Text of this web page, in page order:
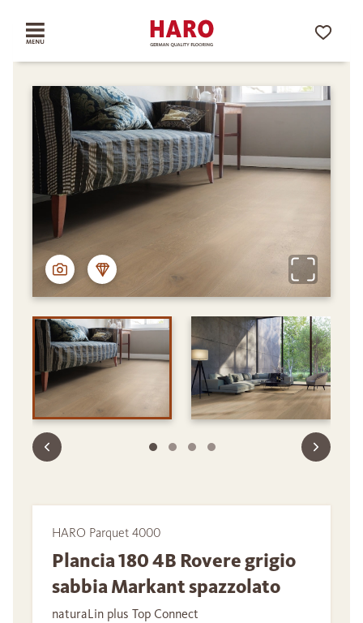
HARO Parquet 4000
Plancia 180 4B Rovere grigio
sabbia Markant spazzolato
naturaLin plus Top Connect